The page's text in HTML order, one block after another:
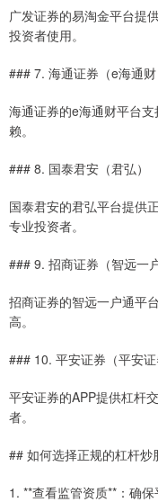
广发证券的易淘金平台提
投资者使用。
### 7. 海通证券（e海通财
海通证券的e海通财平台
赖。
### 8. 国泰君安（君弘）
国泰君安的君弘平台提供
专业投资者。
### 9. 招商证券（智远一户
招商证券的智远一户通平
高。
### 10. 平安证券（平安证
平安证券的APP提供杠杆
者。
## 如何选择正规的杠杆炒
1. **查看监管资质**：确